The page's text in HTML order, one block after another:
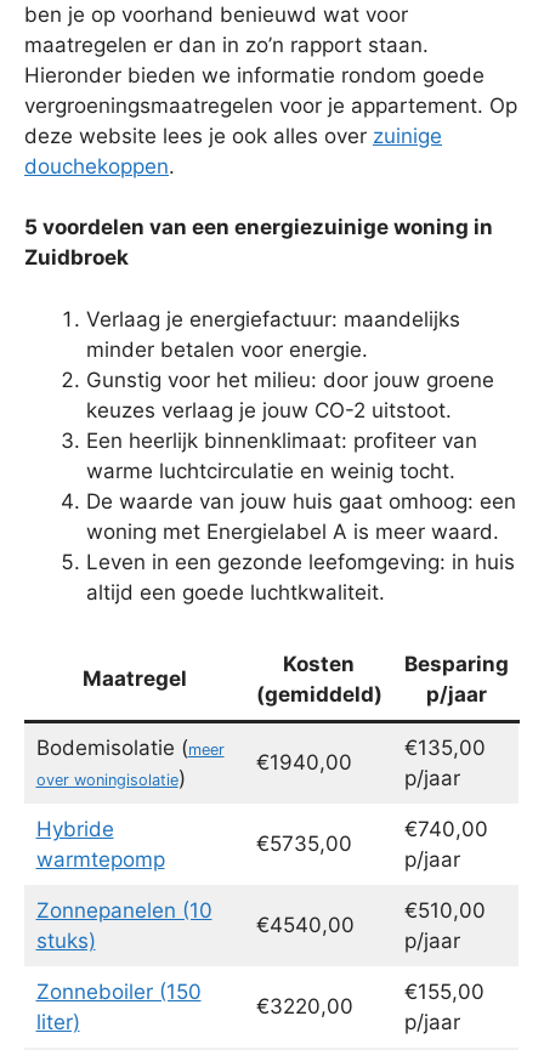
ben je op voorhand benieuwd wat voor
maatregelen er dan in zo’n rapport staan.
Hieronder bieden we informatie rondom goede
vergroeningsmaatregelen voor je appartement. Op
deze website lees je ook alles over zuinige
douchekoppen.
5 voordelen van een energiezuinige woning in
Zuidbroek
Verlaag je energiefactuur: maandelijks
minder betalen voor energie.
Gunstig voor het milieu: door jouw groene
keuzes verlaag je jouw CO-2 uitstoot.
Een heerlijk binnenklimaat: profiteer van
warme luchtcirculatie en weinig tocht.
De waarde van jouw huis gaat omhoog: een
woning met Energielabel A is meer waard.
Leven in een gezonde leefomgeving: in huis
altijd een goede luchtkwaliteit.
Maatregel
Kosten
(gemiddeld)
Besparing
p/jaar
Bodemisolatie (meer
over woningisolatie)
€1940,00
€135,00
p/jaar
Hybride
warmtepomp
€5735,00
€740,00
p/jaar
Zonnepanelen (10
stuks)
€4540,00
€510,00
p/jaar
Zonneboiler (150
liter)
€3220,00
€155,00
p/jaar